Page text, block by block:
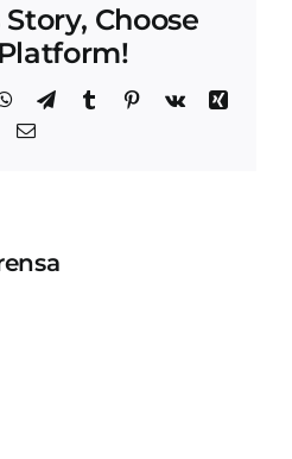
Choose
WhatsApp
TelegramTumblrPinterest
Vk
Xing
Correo